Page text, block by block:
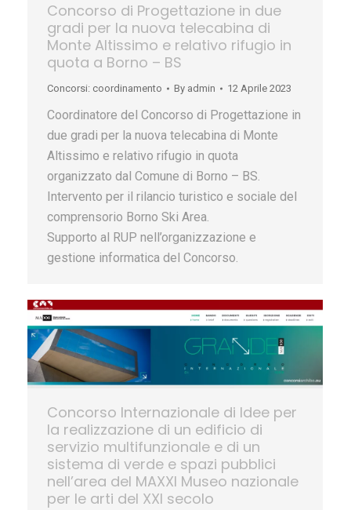
Concorso di Progettazione in due
gradi per la nuova telecabina di
Monte Altissimo e relativo rifugio in
quota a Borno – BS
Concorsi: coordinamento By admin 12 Aprile 2023
Coordinatore del Concorso di Progettazione in
due gradi per la nuova telecabina di Monte
Altissimo e relativo rifugio in quota
organizzato dal Comune di Borno – BS.
Intervento per il rilancio turistico e sociale del
comprensorio Borno Ski Area.
Supporto al RUP nell’organizzazione e
gestione informatica del Concorso.
Concorso Internazionale di Idee per
la realizzazione di un edificio di
servizio multifunzionale e di un
sistema di verde e spazi pubblici
nell’area del MAXXI Museo nazionale
per le arti del XXI secolo